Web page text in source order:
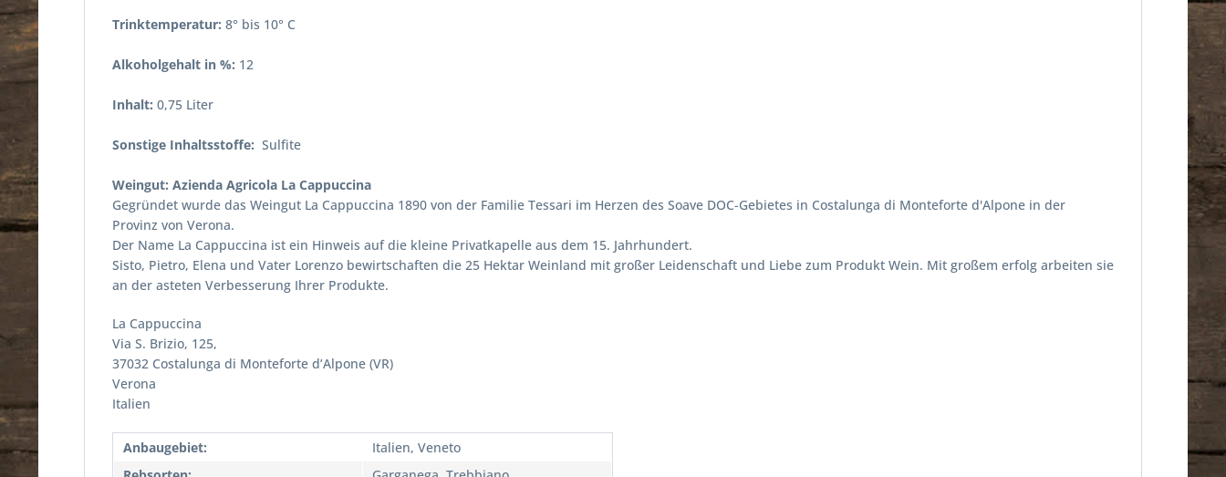
Trinktemperatur: 8° bis 10° C
Alkoholgehalt in %: 12
Inhalt: 0,75 Liter
Sonstige Inhaltsstoffe: Sulfite
Weingut: Azienda Agricola La Cappuccina
Gegründet wurde das Weingut La Cappuccina 1890 von der Familie Tessari im Herzen des Soave DOC-Gebietes in Costalunga di Monteforte d'Alpone in der
Provinz von Verona.
Der Name La Cappuccina ist ein Hinweis auf die kleine Privatkapelle aus dem 15. Jahrhundert.
Sisto, Pietro, Elena und Vater Lorenzo bewirtschaften die 25 Hektar Weinland mit großer Leidenschaft und Liebe zum Produkt Wein. Mit großem erfolg arbeiten sie
an der asteten Verbesserung Ihrer Produkte.
La Cappuccina
Via S. Brizio, 125,
37032 Costalunga di Monteforte d’Alpone (VR)
Verona
Italien
Anbaugebiet:
Italien, Veneto